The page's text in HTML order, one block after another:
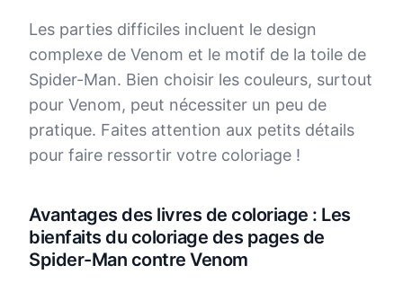
Les parties difficiles incluent le design
complexe de Venom et le motif de la toile de
Spider-Man. Bien choisir les couleurs, surtout
pour Venom, peut nécessiter un peu de
pratique. Faites attention aux petits détails
pour faire ressortir votre coloriage !
Avantages des livres de coloriage : Les
bienfaits du coloriage des pages de
Spider-Man contre Venom